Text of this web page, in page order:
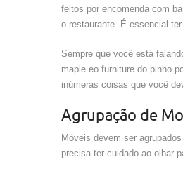
feitos por encomenda com
o restaurante. É essencial
Sempre que você está
maple eo furniture do pinho
inúmeras coisas que você
Agrupação de
Móveis devem ser
precisa ter cuidado ao olhar